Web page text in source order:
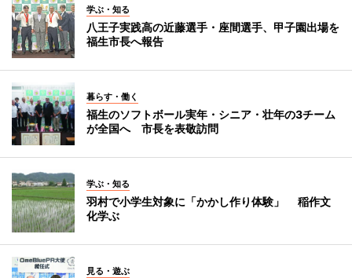
学ぶ・知る
八王子実践高の近藤選手・座間選手、甲子園出場を
福生市長へ報告
暮らす・働く
福生のソフトボール実年・シニア・壮年の3チーム
が全国へ 市長を表敬訪問
学ぶ・知る
羽村で小学生対象に「かかし作り体験」 稲作文
化学ぶ
見る・遊ぶ